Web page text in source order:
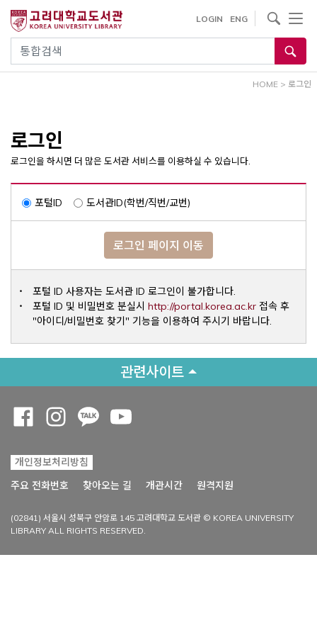
건
통합검색
LOGIN ENG
사이트내 검색
HOME > 로그인
로그인
로그인을 하시면 더 많은 도서관 서비스를 이용하실 수 있습니다.
포털ID 도서관ID(학번/직번/교번)
로그인 페이지 이동
포털 ID 사용자는 도서관 ID 로그인이 불가합니다.
포털 ID 및 비밀번호 분실시 http://portal.korea.ac.krOpens a
접속 후
"아이디/비밀번호 찾기" 기능을 이용하여 주시기 바랍니다.
관련사이트
개인정보처리방침
주요 전화번호
찾아오는 길 개관시간 원격지원
(02841) 서울시 성북구 안암로 145 고려대학교 도서관 © KOREA UNIVERSITY
LIBRARY ALL RIGHTS RESERVED.
Opens a new window
Opens a new window
Opens a new window